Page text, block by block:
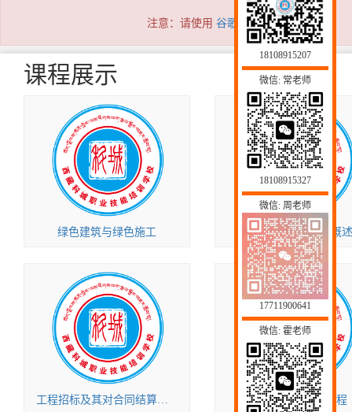
注意：请使用 谷歌浏览器访问本网站！
课程展示
绿色建筑与绿色施工 施工阶段造价管控概述
工程招标及其对合同结算的影响 二级建造师矿业工程
18108915207
微信: 常老师
18108915327
微信: 周老师
17711900641
微信: 霍老师